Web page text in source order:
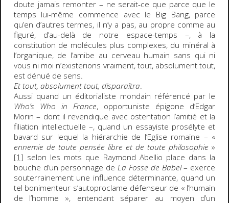
doute jamais remonter – ne serait-ce que parce que le
temps lui-même commence avec le Big Bang, parce
qu’en d’autres termes, il n’y a pas, au propre comme au
figuré, d’au-delà de notre espace-temps –, à la
constitution de molécules plus complexes, du minéral à
l’organique, de l’amibe au cerveau humain sans qui ni
vous ni moi n’existerions vraiment, tout, absolument tout,
est dénué de sens.
Et tout, absolument tout, disparaîtra.
Aussi quand un éditorialiste mondain référencé par le
Who’s Who in France, opportuniste épigone d’Edgar
Morin – dont il revendique avec ostentation l’amitié et la
filiation intellectuelle –, quand un essayiste prosélyte et
bavard sur lequel la hiérarchie de l’Eglise romaine – «
ennemie de toute pensée libre et de toute philosophie »
[1] selon les mots que Raymond Abellio place dans la
bouche d’un personnage deLa Fosse de Babel– exerce
souterrainement une influence déterminante, quand un
tel bonimenteur s’autoproclame défenseur de « l’humain
de l’homme », entendant séparer au moyen d’un